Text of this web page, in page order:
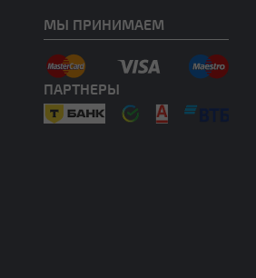
МЫ ПРИНИМАЕМ
ПАРТНЕРЫ